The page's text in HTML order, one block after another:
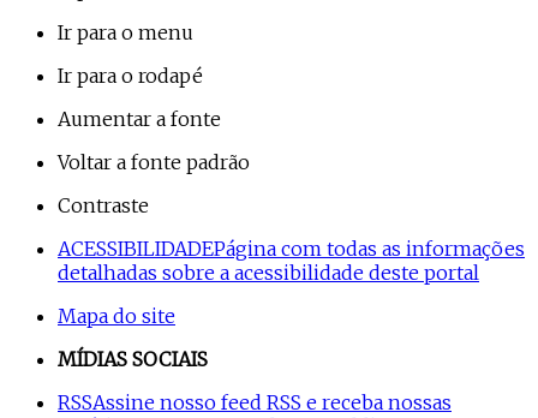
Ir para o menu
Ir para o rodapé
Aumentar a fonte
Voltar a fonte padrão
Contraste
ACESSIBILIDADEPágina com todas as informações
detalhadas sobre a acessibilidade deste portal
Mapa do site
MÍDIAS SOCIAIS
RSSAssine nosso feed RSS e receba nossas